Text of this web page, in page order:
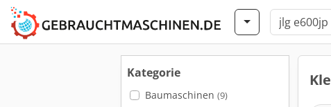
Kategorie
Baumaschinen (9)